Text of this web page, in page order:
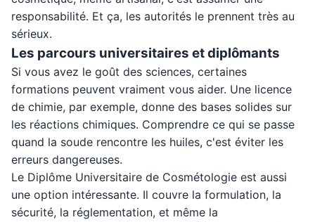
responsabilité. Et ça, les autorités le prennent très au
sérieux.
Les parcours universitaires et diplômants
Si vous avez le goût des sciences, certaines
formations peuvent vraiment vous aider. Une licence
de chimie, par exemple, donne des bases solides sur
les réactions chimiques. Comprendre ce qui se passe
quand la soude rencontre les huiles, c'est éviter les
erreurs dangereuses.
Le Diplôme Universitaire de Cosmétologie est aussi
une option intéressante. Il couvre la formulation, la
sécurité, la réglementation, et même la